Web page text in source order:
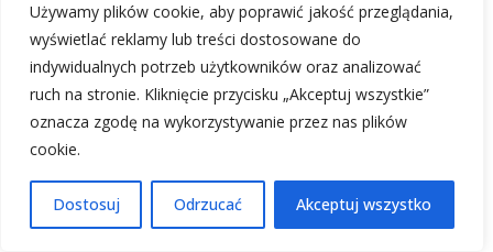
Używamy plików cookie, aby poprawić jakość przeglądania,
wyświetlać reklamy lub treści dostosowane do
indywidualnych potrzeb użytkowników oraz analizować
ruch na stronie. Kliknięcie przycisku „Akceptuj wszystkie”
oznacza zgodę na wykorzystywanie przez nas plików
cookie.
Dostosuj Odrzucać Akceptuj wszystko
Demi Moore to aktorka, która mimo trudnych doświadczeń
życiowych i burzliwego życia osobistego, zdołała zbudować
imponującą karierę i zyskać status globalnej gwiazdy,
udowadniając, że determinacja i talent pozwalają
przezwyciężyć największe wyzwania. Jej droga od trudnego
dzieciństwa do międzynarodowej sławy, naznaczona zarówno
triumfami, jak i osobistymi zmaganiami, czyni ją inspirującą
postacią w świecie filmu i kultury popularnej.